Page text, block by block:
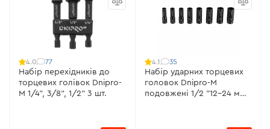
4.0 77
Набір перехідників до
торцевих голівок Dnipro-
M 1/4", 3/8", 1/2" 3 шт.
4.1 35
Набір ударних торцевих
головок Dnipro-M
подовжені 1/2 "12-24 мм 8